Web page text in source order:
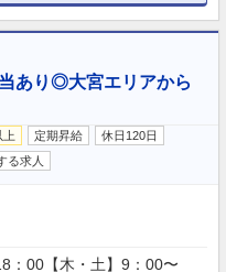
あり◎大宮エリアから
上 定期昇給
休日120日
る求人
：00【木・土】9：00〜